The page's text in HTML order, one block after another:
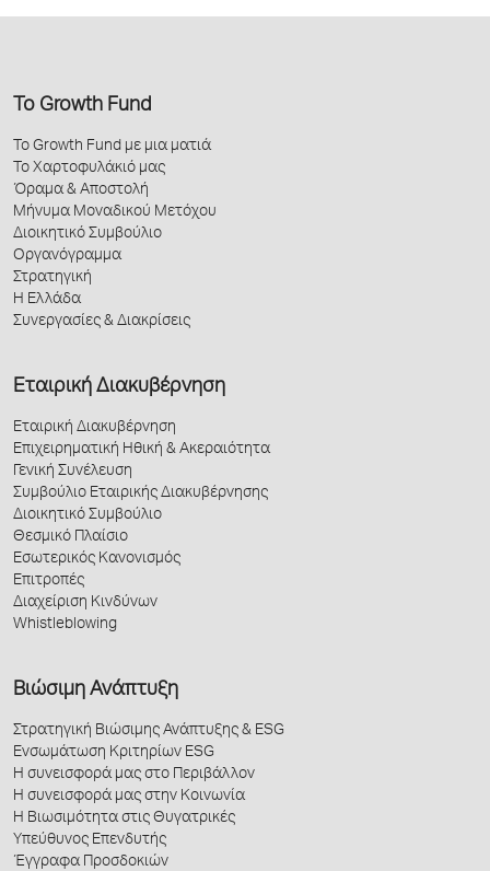
Το Growth Fund
Το Growth Fund με μια ματιά
Το Χαρτοφυλάκιό μας
Όραμα & Αποστολή
Μήνυμα Μοναδικού Μετόχου
Διοικητικό Συμβούλιο
Οργανόγραμμα
Στρατηγική
Η Ελλάδα
Συνεργασίες & Διακρίσεις
Εταιρική Διακυβέρνηση
Εταιρική Διακυβέρνηση
Επιχειρηματική Ηθική & Ακεραιότητα
Γενική Συνέλευση
Συμβούλιο Εταιρικής Διακυβέρνησης
Διοικητικό Συμβούλιο
Θεσμικό Πλαίσιο
Εσωτερικός Κανονισμός
Επιτροπές
Διαχείριση Κινδύνων
Whistleblowing
Βιώσιμη Ανάπτυξη
Στρατηγική Βιώσιμης Ανάπτυξης & ESG
Ενσωμάτωση Κριτηρίων ESG
Η συνεισφορά μας στο Περιβάλλον
Η συνεισφορά μας στην Κοινωνία
Η Βιωσιμότητα στις Θυγατρικές
Υπεύθυνος Επενδυτής
Έγγραφα Προσδοκιών